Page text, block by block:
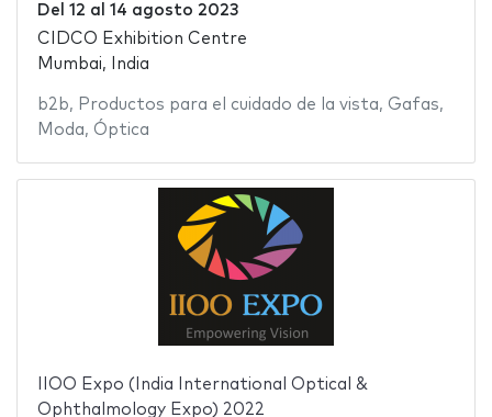
Del 12 al 14 agosto 2023
CIDCO Exhibition Centre
Mumbai, India
b2b, Productos para el cuidado de la vista, Gafas,
Moda, Óptica
IIOO Expo (India International Optical &
Ophthalmology Expo) 2022